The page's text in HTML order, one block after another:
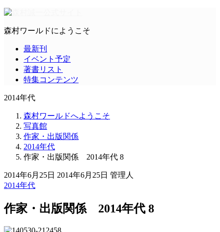
森村ワールドにようこそ
最新刊
イベント予定
著書リスト
特集コンテンツ
2014年代
森村ワールドへようこそ
写真館
作家・出版関係
2014年代
作家・出版関係 2014年代 8
2014年6月25日 2014年6月25日 管理人
2014年代
作家・出版関係 2014年代 8